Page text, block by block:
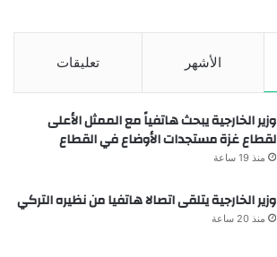
الأشهر تعليقات
وزير الخارجية يبحث هاتفياً مع الممثل الأعلى
لقطاع غزة مستجدات الأوضاع في القطاع
منذ 19 ساعة
وزير الخارجية يتلقى اتصالا هاتفيا من نظيره التركي
منذ 20 ساعة